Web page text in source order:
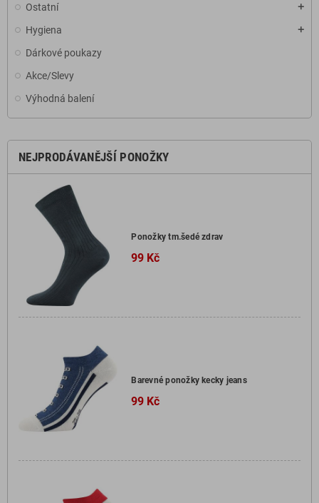
Ostatní add
Hygiena add
Dárkové poukazy
Akce/Slevy
Výhodná balení
NEJPRODÁVANĚJŠÍ PONOŽKY
Ponožky tm.šedé zdrav
99 Kč
Barevné ponožky kecky jeans
99 Kč